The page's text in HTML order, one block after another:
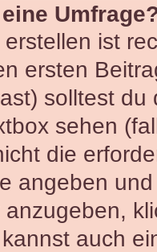
ist
ersten
solltest
sehen
die
angeben
anzugeben,
auch